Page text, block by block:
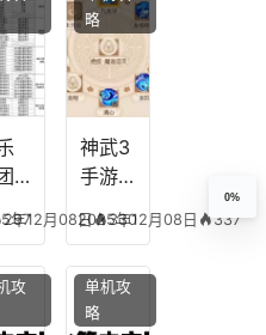
地下
城剑
神用
什么
装备
297
年12月08日 330
神武3
手游
辅助
技能
加
点，
2025年12月08日 337
略
攻
单机攻
略
0%